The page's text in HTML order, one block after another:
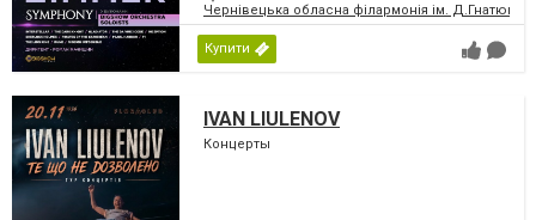
Чернівецька обласна філармонія ім. Д.Гнатюка
Купити
IVAN LIULENOV
Концерты